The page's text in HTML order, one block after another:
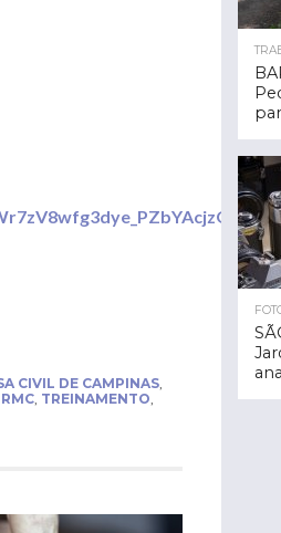
CIVIL DE CAMPINAS,
, TREINAMENTO,